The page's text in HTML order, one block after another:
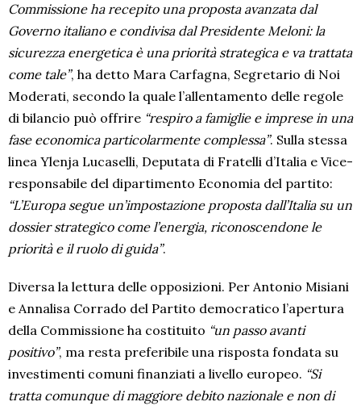
Commissione ha recepito una proposta avanzata dal
Governo italiano e condivisa dal Presidente Meloni: la
sicurezza energetica è una priorità strategica e va trattata
come tale”, ha detto Mara Carfagna, Segretario di Noi
Moderati, secondo la quale l’allentamento delle regole
di bilancio può offrire “respiro a famiglie e imprese in una
fase economica particolarmente complessa”. Sulla stessa
linea Ylenja Lucaselli, Deputata di Fratelli d’Italia e Vice-
responsabile del dipartimento Economia del partito:
“L’Europa segue un’impostazione proposta dall’Italia su un
dossier strategico come l’energia, riconoscendone le
priorità e il ruolo di guida”.
Diversa la lettura delle opposizioni. Per Antonio Misiani
e Annalisa Corrado del Partito democratico l’apertura
della Commissione ha costituito “un passo avanti
positivo”, ma resta preferibile una risposta fondata su
investimenti comuni finanziati a livello europeo. “Si
tratta comunque di maggiore debito nazionale e non di